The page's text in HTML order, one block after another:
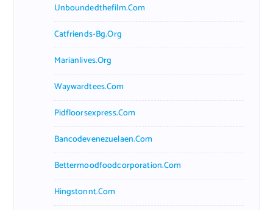
Unboundedthefilm.com
Catfriends-Bg.org
Marianlives.org
Waywardtees.com
Pidfloorsexpress.com
Bancodevenezuelaen.com
Bettermoodfoodcorporation.com
Hingstonnt.com